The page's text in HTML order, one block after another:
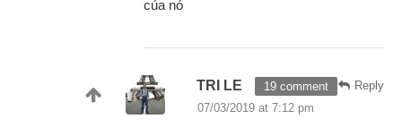
của nó
Reply
TRI LE
19 comment
07/03/2019 at 7:12 pm